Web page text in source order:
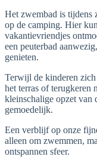
Het zwembad is tijdens
op de camping. Hier
vakantievriendjes
een peuterbad
genieten.
Terwijl de kinderen
het terras of terugkeren
kleinschalige opzet van
gemoedelijk.
Een verblijf op onze
alleen om zwemmen,
ontspannen sfeer.